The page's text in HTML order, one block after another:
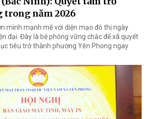
năm 2026
mình mạnh mẽ với diện mạo đô thị ngày
đại. Đây là bệ phóng vững chắc để xã quyết
tiêu trở thành phường Yên Phong ngay